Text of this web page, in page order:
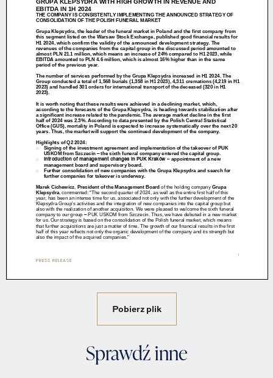
Pobierz plik
Sprawdź inne